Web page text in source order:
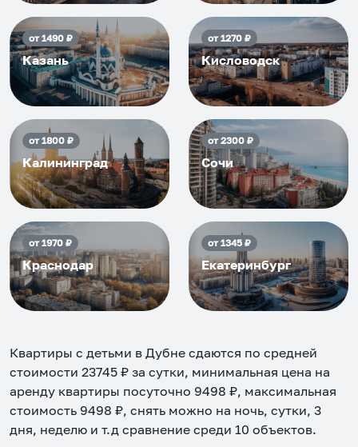
от1490₽
Казань
от1270₽
Кисловодск
от1800₽
Калининград
от2300₽
Сочи
от1970₽
Краснодар
от1345₽
Екатеринбург
Квартиры с детьми в Дубне сдаются по средней
стоимости 23745 ₽ за сутки, минимальная цена на
аренду квартиры посуточно 9498 ₽, максимальная
стоимость 9498 ₽, снять можно на ночь, сутки, 3
дня, неделю и т.д сравнение среди 10 объектов.